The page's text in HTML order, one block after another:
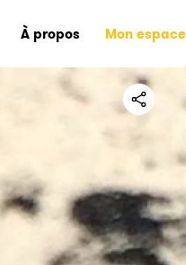
À propos Mon espace